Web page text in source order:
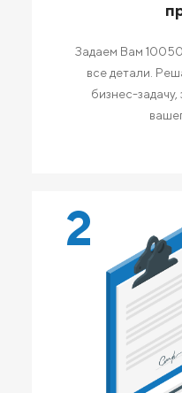
Задаем Вам
все детали.
бизнес-
2